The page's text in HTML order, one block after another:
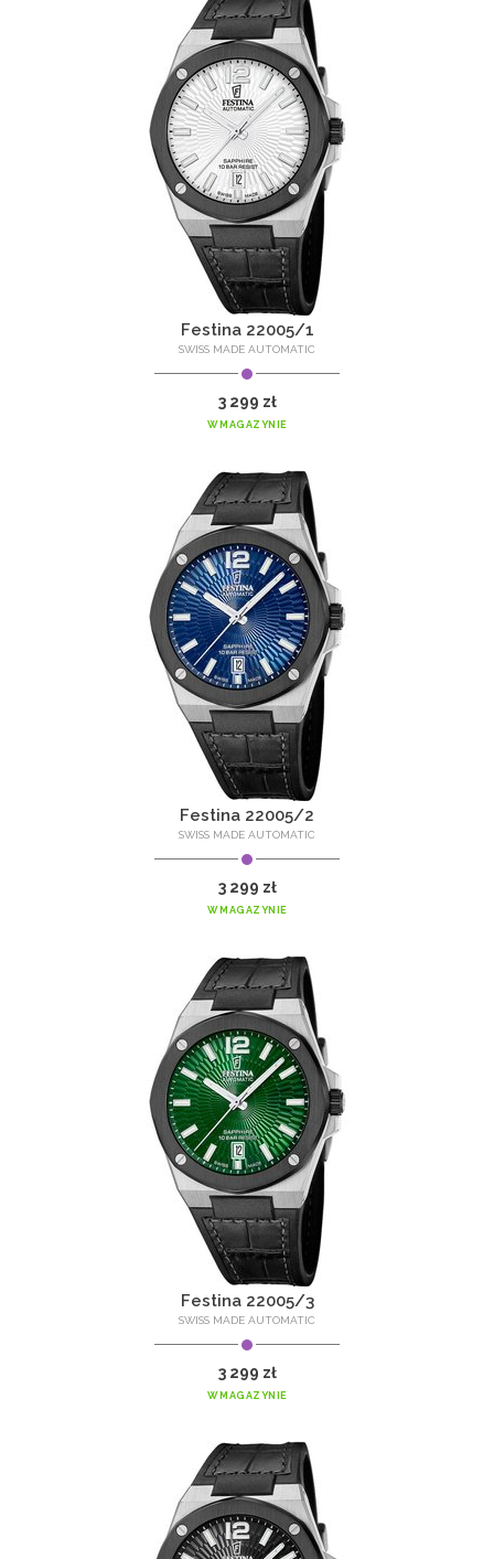
Festina 22005/1
SWISS MADE AUTOMATIC
3 299 zł
W MAGAZYNIE
Festina 22005/2
SWISS MADE AUTOMATIC
3 299 zł
W MAGAZYNIE
Festina 22005/3
SWISS MADE AUTOMATIC
3 299 zł
W MAGAZYNIE